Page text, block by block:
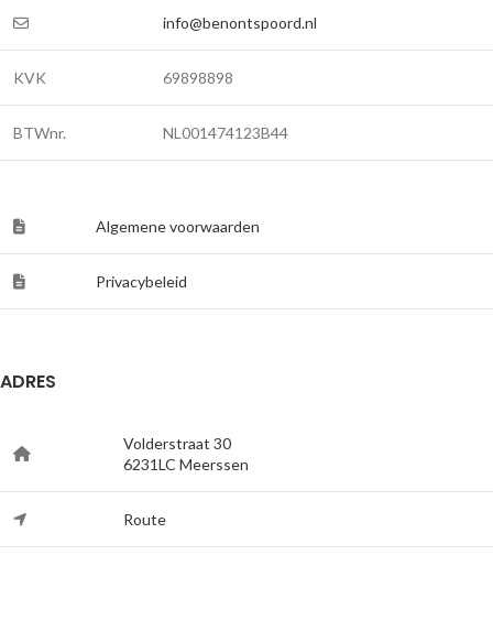
info@benontspoord.nl
KVK 69898898
BTWnr. NL001474123B44
Algemene voorwaarden
Privacybeleid
ADRES
Volderstraat 30
6231LC Meerssen
Route